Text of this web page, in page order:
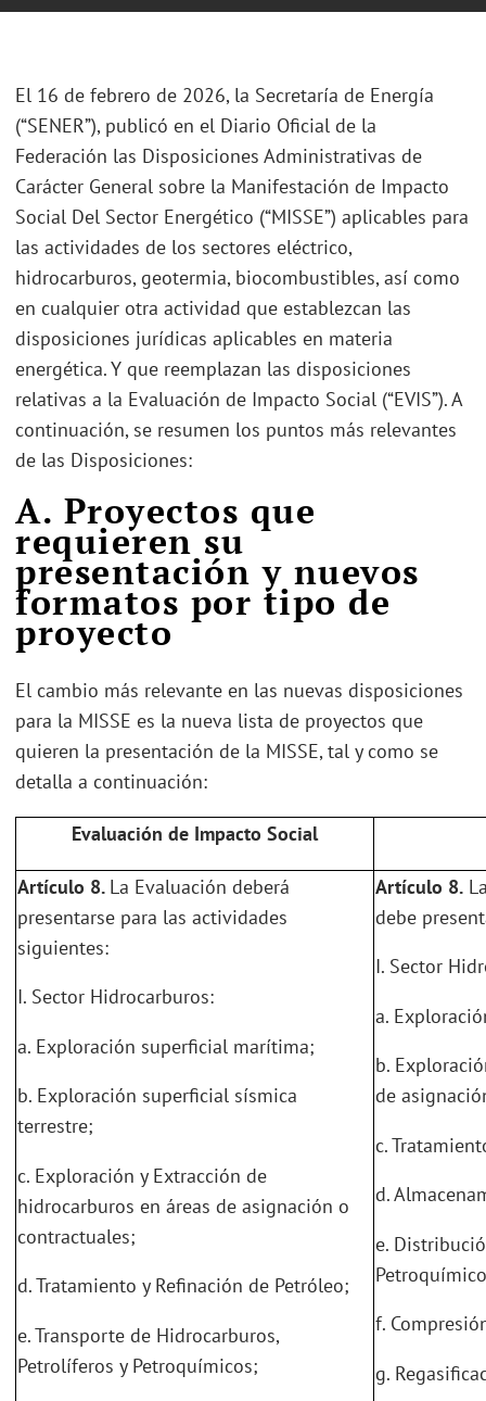
El 16 de febrero de 2026, la Secretaría de Energía
(“SENER”), publicó en el Diario Oficial de la
Federación las Disposiciones Administrativas de
Carácter General sobre la Manifestación de Impacto
Social Del Sector Energético (“MISSE”) aplicables para
las actividades de los sectores eléctrico,
hidrocarburos, geotermia, biocombustibles, así como
en cualquier otra actividad que establezcan las
disposiciones jurídicas aplicables en materia
energética. Y que reemplazan las disposiciones
relativas a la Evaluación de Impacto Social (“EVIS”). A
continuación, se resumen los puntos más relevantes
de las Disposiciones:
A. Proyectos que
requieren su
presentación y nuevos
formatos por tipo de
proyecto
El cambio más relevante en las nuevas disposiciones
para la MISSE es la nueva lista de proyectos que
quieren la presentación de la MISSE, tal y como se
detalla a continuación:
Evaluación de Impacto Social
Artículo 8. La Evaluación deberá
presentarse para las actividades
siguientes:
I. Sector Hidrocarburos:
a. Exploración superficial marítima;
b. Exploración superficial sísmica
terrestre;
c. Exploración y Extracción de
hidrocarburos en áreas de asignación o
contractuales;
d. Tratamiento y Refinación de Petróleo;
e. Transporte de Hidrocarburos,
Petrolíferos y Petroquímicos;
Artículo 8.
debe
I. Sector
a.
b.
de
c.
d.
e.
f.
g.